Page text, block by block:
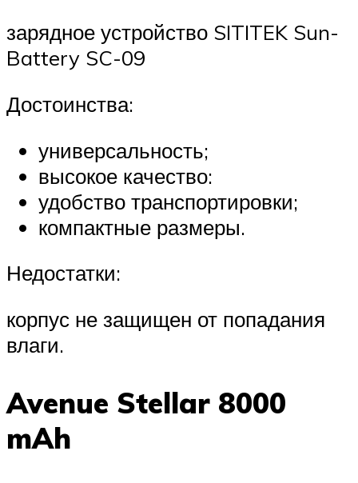
зарядное устройство SITITEK Sun-
Battery SC-09
Достоинства:
универсальность;
высокое качество:
удобство транспортировки;
компактные размеры.
Недостатки:
корпус не защищен от попадания
влаги.
Avenue Stellar 8000
mAh